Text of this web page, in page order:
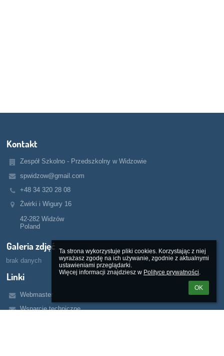
Ta strona wykorzystuje pliki cookies. Korzystając z niej
wyrażasz zgodę na ich używanie, zgodnie z aktualnymi
ustawieniami przeglądarki.
Więcej informacji znajdziesz w Polityce prywatności.
OK
Kontakt
Zespół Szkolno - Przedszkolny w Widzowie
spwidzow@gmail.com
+48 34 320 28 08
Żwirki i Wigury 16
42-282 Widzów
Poland
Galeria zdjęć
brak danych
Linki
Webmaster
Wsparcie techniczne